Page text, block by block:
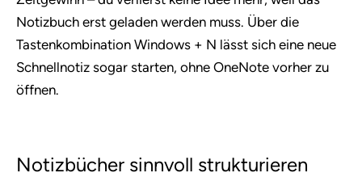
Notizbuch erst geladen werden muss. Über die
Tastenkombination Windows + N lässt sich eine neue
Schnellnotiz sogar starten, ohne OneNote vorher zu
öffnen.
Notizbücher sinnvoll strukturieren